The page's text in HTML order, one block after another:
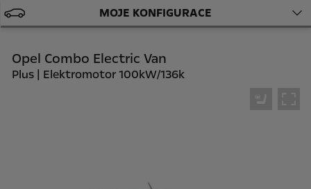
MOJE KONFIGURACE
Opel Combo Electric Van
Plus | Elektromotor 100kW/136k